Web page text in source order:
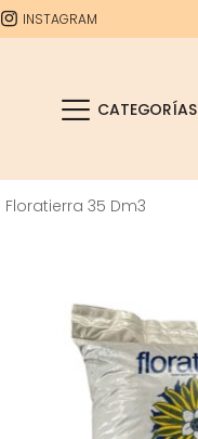
INSTAGRAM
CATEGORÍAS
Floratierra 35 Dm3